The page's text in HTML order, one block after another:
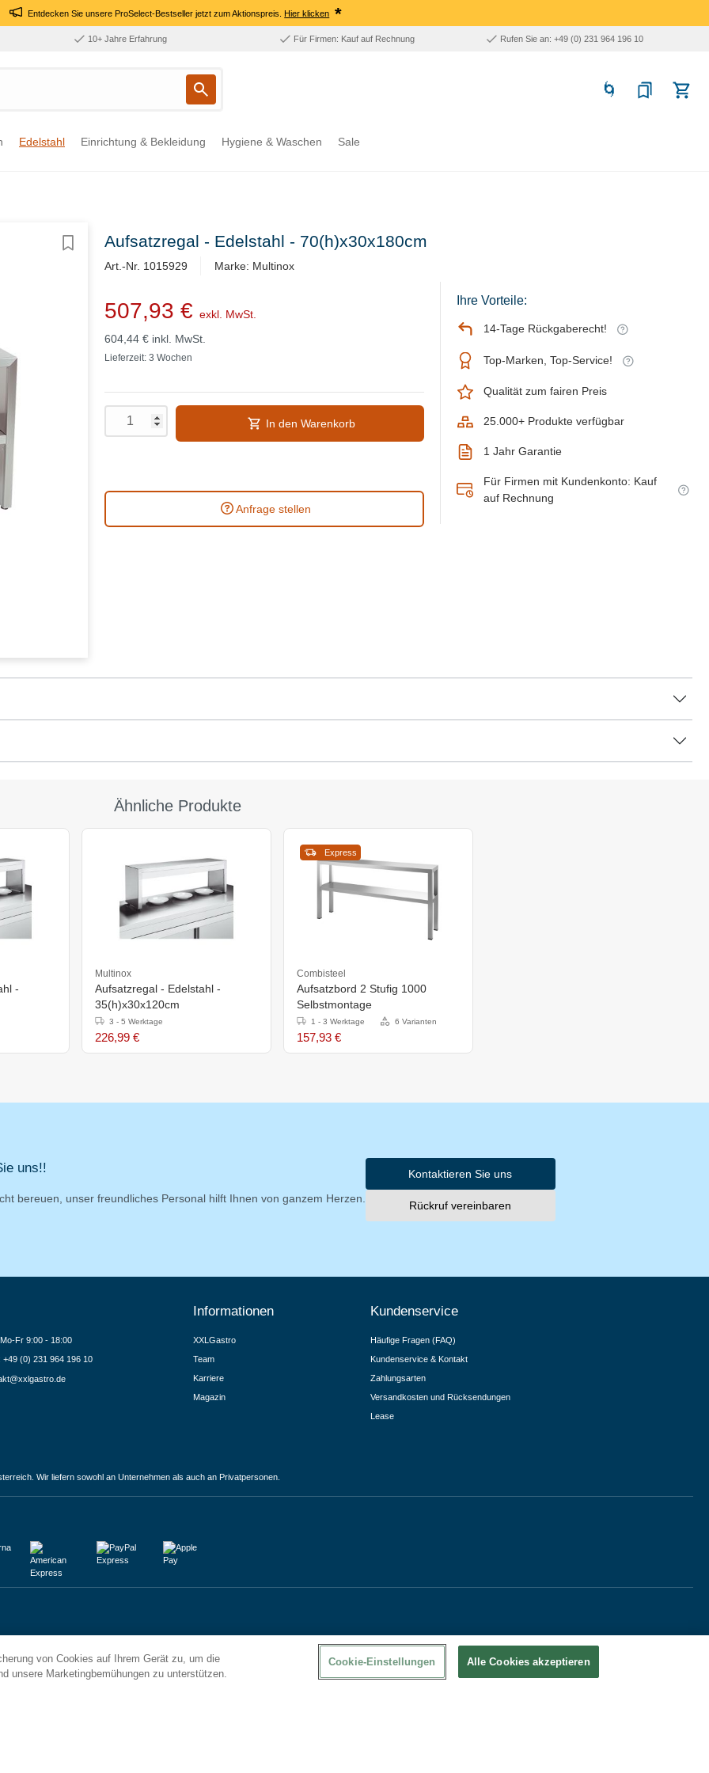
Entdecken Sie unsere ProSelect-Bestseller jetzt zum Aktionspreis.Hier klicken *
10+ Jahre Erfahrung Für Firmen: Kauf auf Rechnung Rufen Sie an: +49 (0) 231 964 196 10
Edelstahl Einrichtung & Bekleidung Hygiene & Waschen Sale
Aufsatzregal - Edelstahl - 70(h)x30x180cm
Art.-Nr. 1015929 Marke: Multinox
507,93 € exkl. MwSt.
604,44 € inkl. MwSt.
Lieferzeit: 3 Wochen
In den Warenkorb
Anfrage stellen
Ihre Vorteile:
14-Tage Rückgaberecht!
Top-Marken, Top-Service!
Qualität zum fairen Preis
25.000+ Produkte verfügbar
1 Jahr Garantie
Für Firmen mit Kundenkonto: Kauf
auf Rechnung
Ähnliche Produkte
-
Multinox
Aufsatzregal - Edelstahl -
35(h)x30x120cm
3 - 5 Werktage
226,99 €
Express
Combisteel
Aufsatzbord 2 Stufig 1000
Selbstmontage
1 - 3 Werktage 6 Varianten
157,93 €
uns!!
bereuen, unser freundliches Personal hilft Ihnen von ganzem Herzen.
Kontaktieren Sie uns
Rückruf vereinbaren
Fr 9:00 - 18:00
+49 (0) 231 964 196 10
Informationen
XXLGastro
Team
Karriere
Magazin
Kundenservice
Häufige Fragen (FAQ)
Kundenservice & Kontakt
Zahlungsarten
Versandkosten und Rücksendungen
Lease
Wir liefern sowohl an Unternehmen als auch an Privatpersonen.
von Cookies auf Ihrem Gerät zu, um die
unsere Marketingbemühungen zu unterstützen.
Cookie-Einstellungen Alle Cookies akzeptieren